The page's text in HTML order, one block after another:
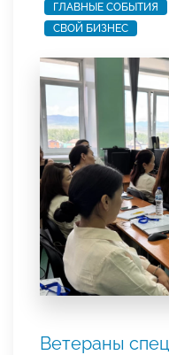
ГЛАВНЫЕ СОБЫТИЯ
СВОЙ БИЗНЕС
Ветераны